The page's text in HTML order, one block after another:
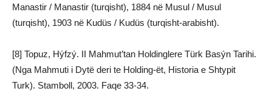
Manastir / Manastir (turqisht), 1884 në Musul / Musul
(turqisht), 1903 në Kudüs / Kudüs (turqisht-arabisht).
[8] Topuz, Hýfzý. II Mahmut’tan Holdinglere Türk Basýn Tarihi.
(Nga Mahmuti i Dytë deri te Holding-ët, Historia e Shtypit
Turk). Stamboll, 2003. Faqe 33-34.